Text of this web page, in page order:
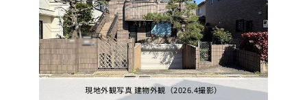
コンテンツ
採用情報
会員メニュー
現地外観写真 建物外観（2026.4撮影）